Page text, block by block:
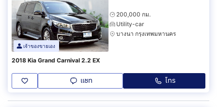
เจ้าของขายเอง
200,000 กม.
Utility-car
บางนา กรุงเทพมหานคร
2018 Kia Grand Carnival 2.2 EX
แชท โทร